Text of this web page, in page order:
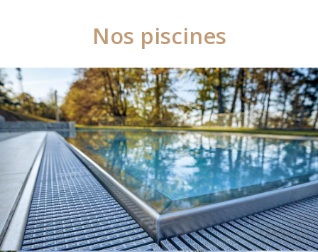
Nos piscines
Nos piscines